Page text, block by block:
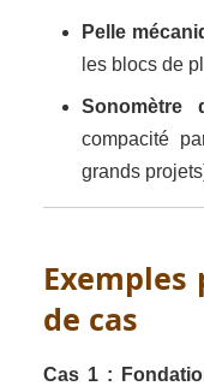
Pelle
les blocs de
Sonomètre
compacité
grands
de cas
Cas 1 :